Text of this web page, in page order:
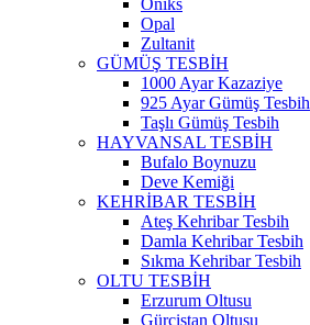
Oniks
Opal
Zultanit
GÜMÜŞ TESBİH
1000 Ayar Kazaziye
925 Ayar Gümüş Tesbih
Taşlı Gümüş Tesbih
HAYVANSAL TESBİH
Bufalo Boynuzu
Deve Kemiği
KEHRİBAR TESBİH
Ateş Kehribar Tesbih
Damla Kehribar Tesbih
Sıkma Kehribar Tesbih
OLTU TESBİH
Erzurum Oltusu
Gürcistan Oltusu